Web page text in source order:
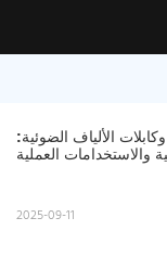
الألياف الضوئية:
والاستخدامات العملية
2025-09-11